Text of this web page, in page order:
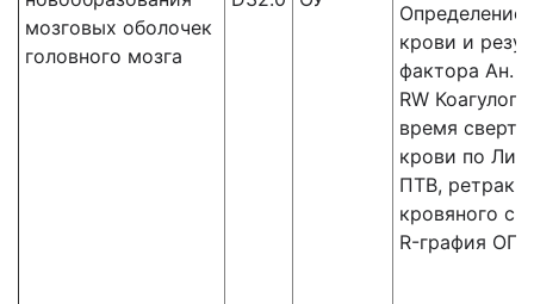
мозговых оболочек
головного мозга
Определение
крови и
фактора Ан.
RW
время
крови по Ли-
ПТВ,
кровяного
R-графия